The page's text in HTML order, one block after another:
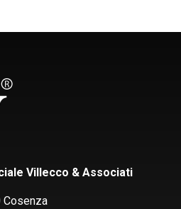
Villecco & Associati